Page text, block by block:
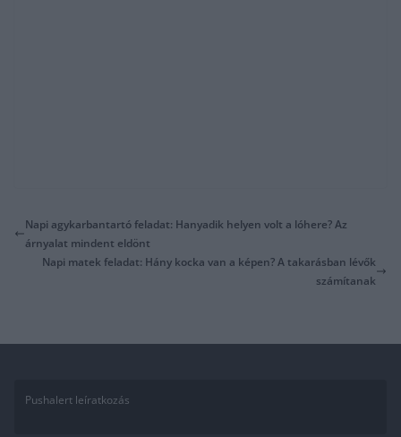
Napi agykarbantartó feladat: Hanyadik helyen volt a lóhere? Az
árnyalat mindent eldönt
Napi matek feladat: Hány kocka van a képen? A takarásban lévők
számítanak
Pushalert leíratkozás